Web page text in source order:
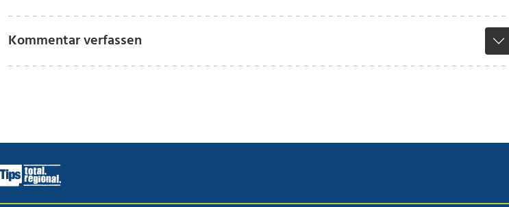
Kommentar verfassen